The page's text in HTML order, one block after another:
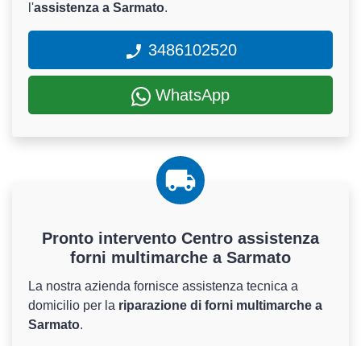
l'assistenza a Sarmato.
3486102520
WhatsApp
Pronto intervento Centro assistenza
forni multimarche a Sarmato
La nostra azienda fornisce assistenza tecnica a
domicilio per la riparazione di forni multimarche a
Sarmato.